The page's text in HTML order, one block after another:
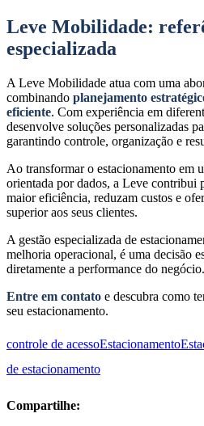
Leve Mobilidade:
especializada
A Leve Mobilidade atua com uma
combinando planejamento
eficiente. Com experiência em
desenvolve soluções personalizadas
garantindo controle, organização e
Ao transformar o estacionamento em
orientada por dados, a Leve contribui
maior eficiência, reduzam custos e
superior aos seus clientes.
A gestão especializada de
melhoria operacional, é uma decisão
diretamente a performance do negócio.
Entre em contato e descubra como
seu estacionamento.
controle de acessoEstacionamento
de estacionamento
Compartilhe: